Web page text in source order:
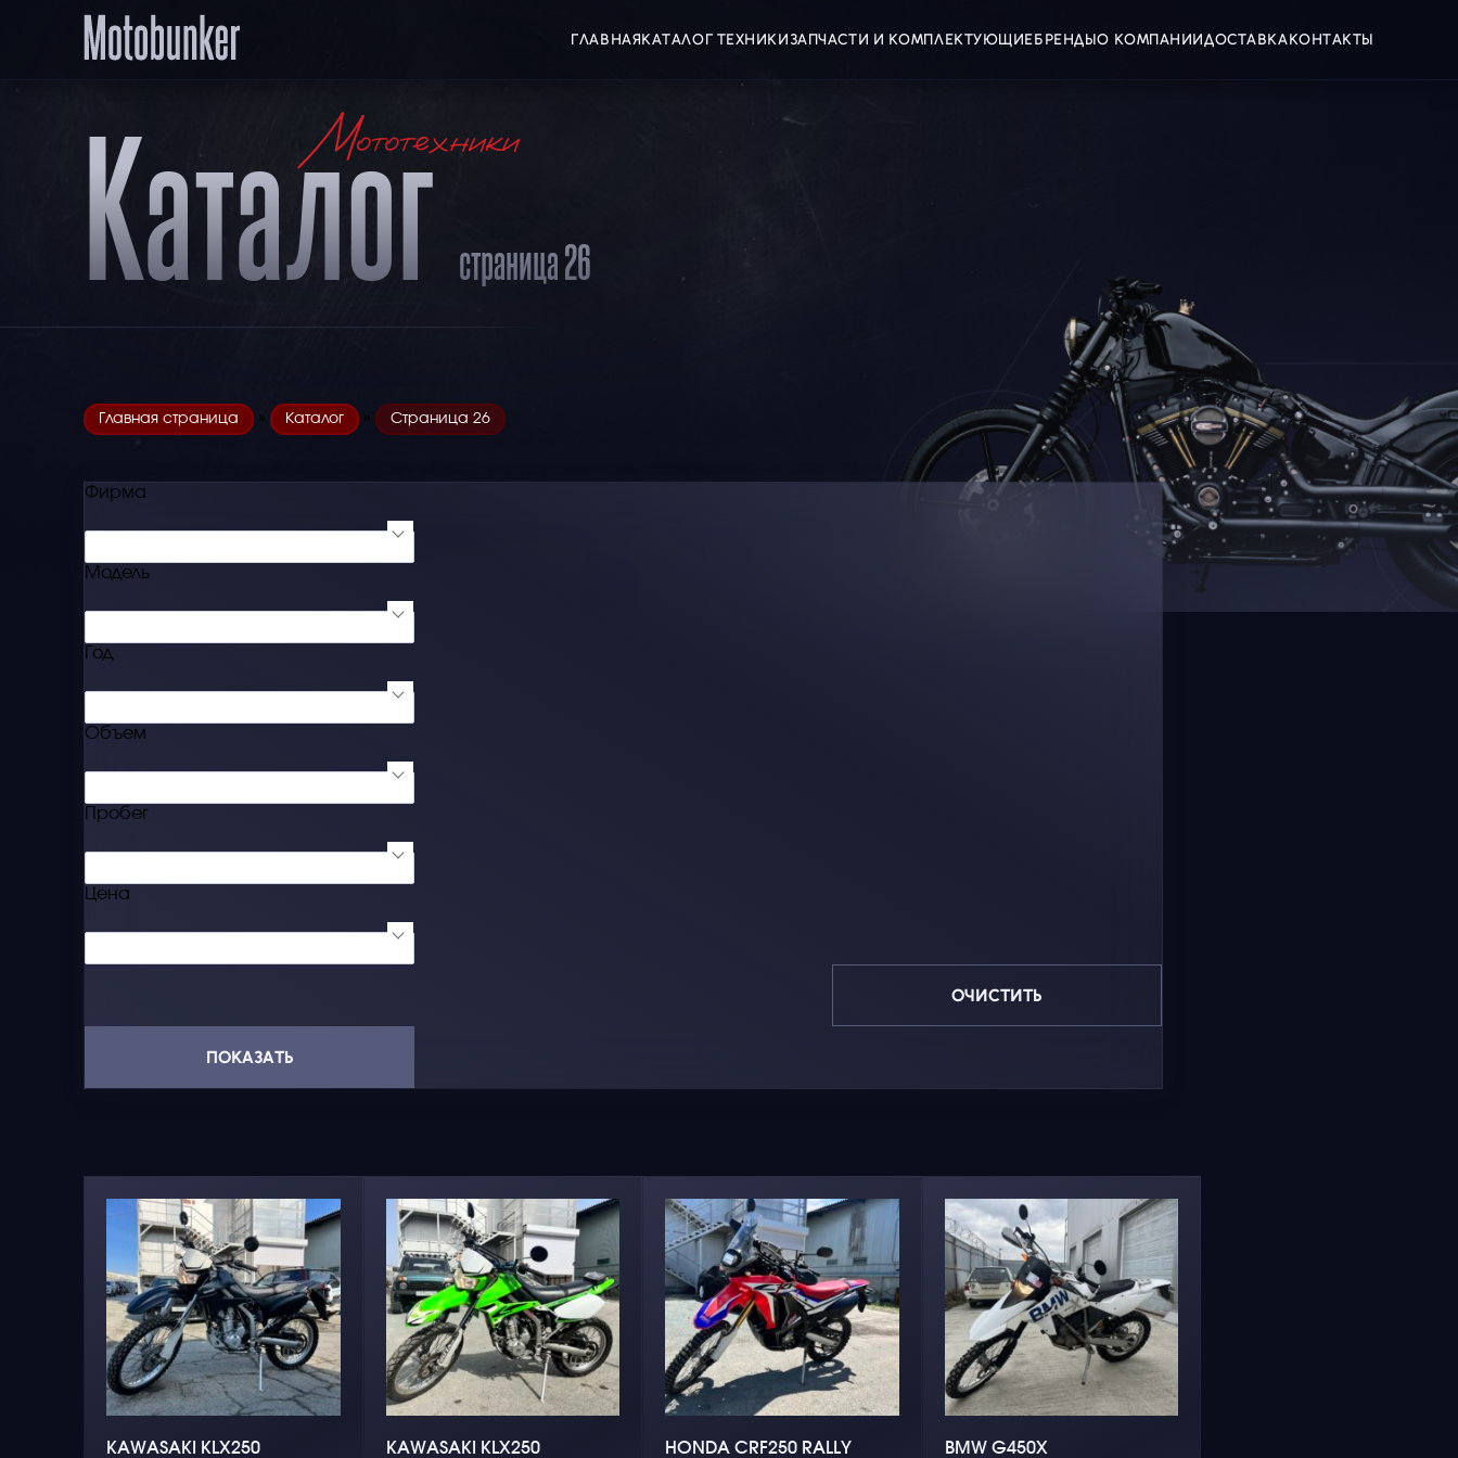
ГЛАВНАЯКАТАЛОГ ТЕХНИКИЗАПЧАСТИ И КОМПЛЕКТУЮЩИЕБРЕНДЫО КОМПАНИИДОСТАВКАКОНТАКТЫ
Каталогстраница 26
Мототехники
Главная страница » Каталог » Страница 26
Фирма
Модель
Год
Объем
Пробег
Цена
ОЧИСТИТЬ
ПОКАЗАТЬ
KAWASAKI KLX250 KAWASAKI KLX250 HONDA CRF250 RALLY BMW G450X